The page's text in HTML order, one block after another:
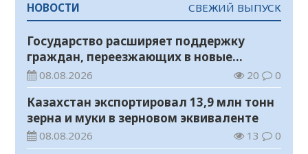
НОВОСТИ СВЕЖИЙ ВЫПУСК
Государство расширяет поддержку
граждан, переезжающих в новые
регионы для работы
08.08.2026 20 0
Казахстан экспортировал 13,9 млн тонн
зерна и муки в зерновом эквиваленте
08.08.2026 13 0